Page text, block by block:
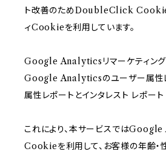
ト改善のためDoubleClick Cookie
ィCookieを利用しています。
Google Analyticsリマーケティング
Google Analyticsのユーザー属性
属性レポートとインタレスト レポート
これにより、本サービスでは
Cookieを利用して、お客様の年齢・